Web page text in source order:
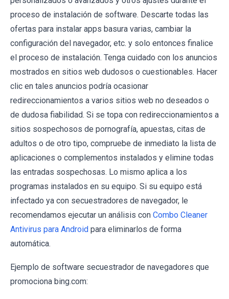
proceso de instalación de software. Descarte todas las
ofertas para instalar apps basura varias, cambiar la
configuración del navegador, etc. y solo entonces finalice
el proceso de instalación. Tenga cuidado con los anuncios
mostrados en sitios web dudosos o cuestionables. Hacer
clic en tales anuncios podría ocasionar
redireccionamientos a varios sitios web no deseados o
de dudosa fiabilidad. Si se topa con redireccionamientos a
sitios sospechosos de pornografía, apuestas, citas de
adultos o de otro tipo, compruebe de inmediato la lista de
aplicaciones o complementos instalados y elimine todas
las entradas sospechosas. Lo mismo aplica a los
programas instalados en su equipo. Si su equipo está
infectado ya con secuestradores de navegador, le
recomendamos ejecutar un análisis con Combo Cleaner
Antivirus para Android para eliminarlos de forma
automática.
Ejemplo de software secuestrador de navegadores que
promociona bing.com: